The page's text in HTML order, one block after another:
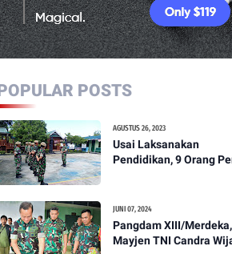
POSTS
AGUSTUS 26, 2023
Usai Laksanakan
Pendidikan, 9 Orang
Ikuti Apel Pagi Dan
Pengecekan
JUNI 07, 2024
Pangdam XIII/Merdeka,
Mayjen TNI Candra